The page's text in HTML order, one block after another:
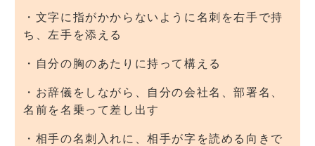
・文字に指がかからないように名刺を右手で持
ち、左手を添える
・自分の胸のあたりに持って構える
・お辞儀をしながら、自分の会社名、部署名、
名前を名乗って差し出す
・相手の名刺入れに、相手が字を読める向きで